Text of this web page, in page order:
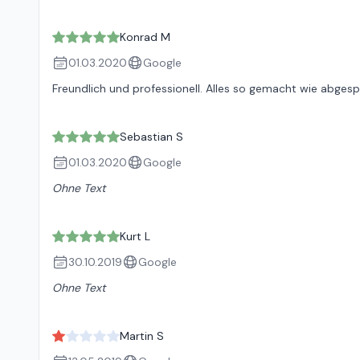
Konrad M
01.03.2020
Google
Freundlich und professionell. Alles so gemacht wie
Sebastian S
01.03.2020
Google
Ohne Text
Kurt L
30.10.2019
Google
Ohne Text
Martin S